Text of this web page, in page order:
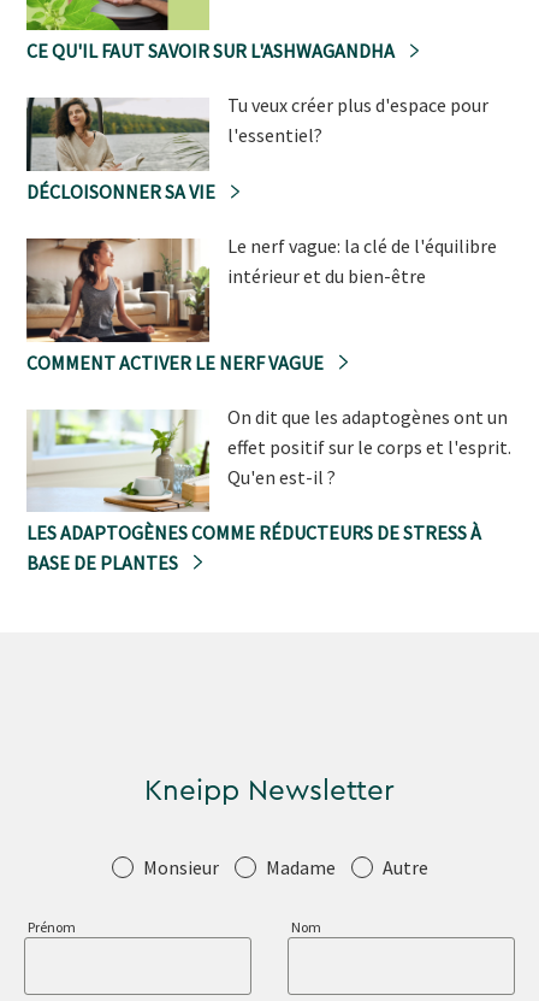
CE QU'IL FAUT SAVOIR SUR L'ASHWAGANDHA
Tu veux créer plus d'espace pour
l'essentiel?
DÉCLOISONNER SA VIE
Le nerf vague: la clé de l'équilibre
intérieur et du bien-être
COMMENT ACTIVER LE NERF VAGUE
On dit que les adaptogènes ont un
effet positif sur le corps et l'esprit.
Qu'en est-il ?
LES ADAPTOGÈNES COMME RÉDUCTEURS DE STRESS À
BASE DE PLANTES
Kneipp Newsletter
SalutationMonsieur Madame Autre
Prénom Nom